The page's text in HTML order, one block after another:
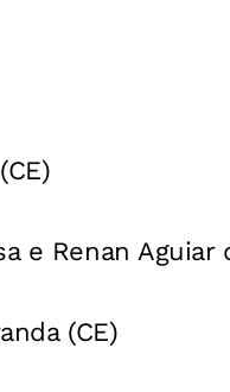
e Renan Aguiar
(CE)